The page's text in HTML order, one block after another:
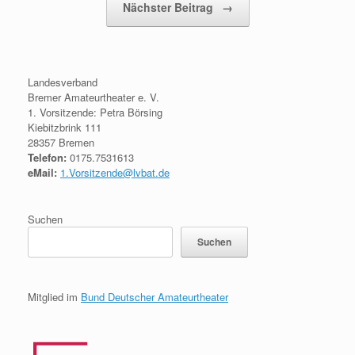
Nächster Beitrag →
Landesverband
Bremer Amateurtheater e. V.
1. Vorsitzende: Petra Börsing
Kiebitzbrink 111
28357 Bremen
Telefon: 0175.7531613
eMail: 1.Vorsitzende@lvbat.de
Suchen
Suchen
Mitglied im Bund Deutscher Amateurtheater